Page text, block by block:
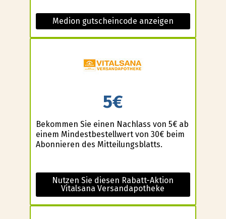
Medion gutscheincode anzeigen
5€
Bekommen Sie einen Nachlass von 5€ ab
einem Mindestbestellwert von 30€ beim
Abonnieren des Mitteilungsblatts.
Nutzen Sie diesen Rabatt-Aktion
Vitalsana Versandapotheke